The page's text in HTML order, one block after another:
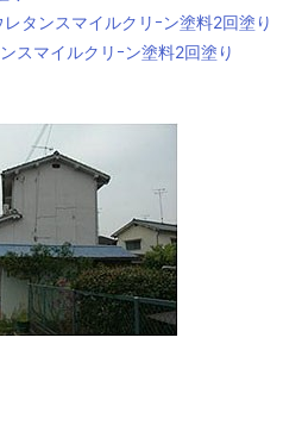
タンスマイルクリｰン塗料2回塗り
スマイルクリｰン塗料2回塗り